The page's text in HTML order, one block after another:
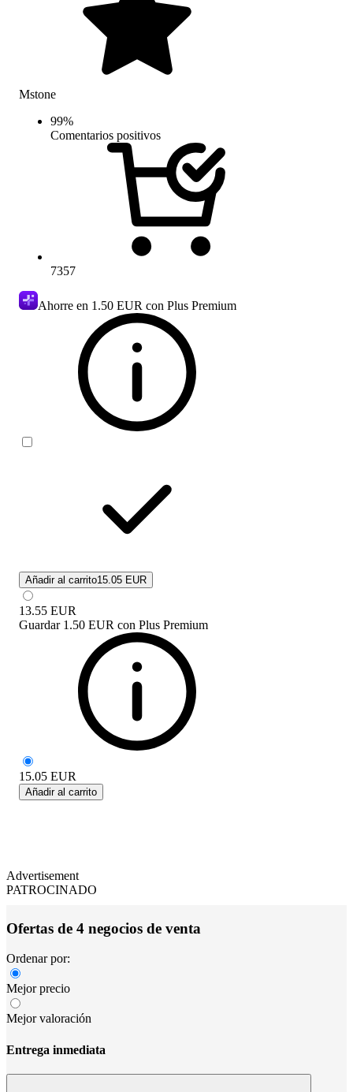
Mstone
99%
Comentarios positivos
7357
Ahorre en 1.50 EUR con Plus Premium
Añadir al carrito15.05 EUR
13.55 EUR
Guardar 1.50 EUR con Plus Premium
15.05 EUR
Añadir al carrito
Advertisement
PATROCINADO
Ofertas de 4 negocios de venta
Ordenar por:
Mejor precio
Mejor valoración
Entrega inmediata